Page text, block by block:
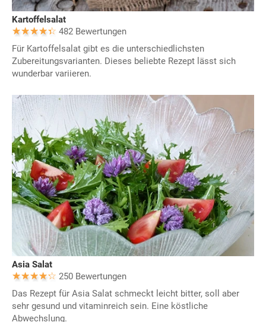
Kartoffelsalat
482 Bewertungen
Für Kartoffelsalat gibt es die unterschiedlichsten
Zubereitungsvarianten. Dieses beliebte Rezept lässt sich
wunderbar variieren.
Asia Salat
250 Bewertungen
Das Rezept für Asia Salat schmeckt leicht bitter, soll aber
sehr gesund und vitaminreich sein. Eine köstliche
Abwechslung.